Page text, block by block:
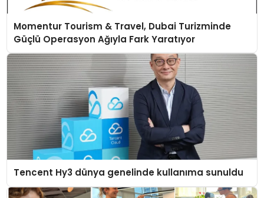
Momentur Tourism & Travel, Dubai Turizminde
Güçlü Operasyon Ağıyla Fark Yaratıyor
Tencent Hy3 dünya genelinde kullanıma sunuldu